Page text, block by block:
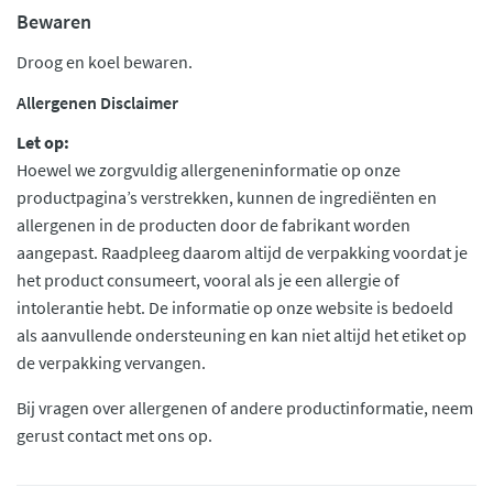
Bewaren
Droog en koel bewaren.
Allergenen Disclaimer
Let op:
Hoewel we zorgvuldig allergeneninformatie op onze
productpagina’s verstrekken, kunnen de ingrediënten en
allergenen in de producten door de fabrikant worden
aangepast. Raadpleeg daarom altijd de verpakking voordat je
het product consumeert, vooral als je een allergie of
intolerantie hebt. De informatie op onze website is bedoeld
als aanvullende ondersteuning en kan niet altijd het etiket op
de verpakking vervangen.
Bij vragen over allergenen of andere productinformatie, neem
gerust contact met ons op.